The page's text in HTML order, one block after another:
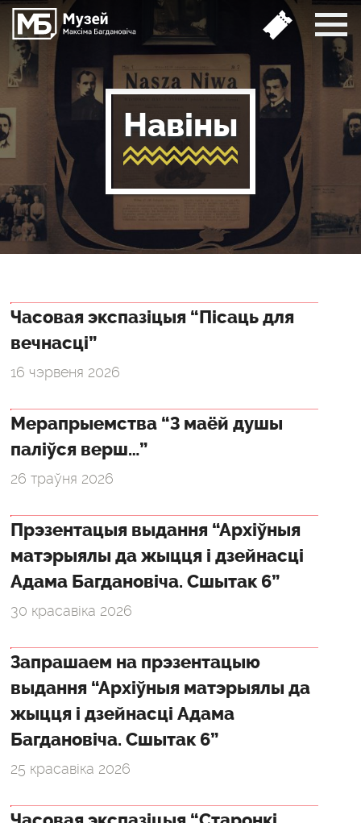
Навіны
Часовая экспазіцыя “Пісаць для
вечнасці”
16 чэрвеня 2026
Мерапрыемства “З маёй душы
паліўся верш…”
26 траўня 2026
Прэзентацыя выдання “Архіўныя
матэрыялы да жыцця і дзейнасці
Адама Багдановіча. Сшытак 6”
30 красавіка 2026
Запрашаем на прэзентацыю
выдання “Архіўныя матэрыялы да
жыцця і дзейнасці Адама
Багдановіча. Сшытак 6”
25 красавіка 2026